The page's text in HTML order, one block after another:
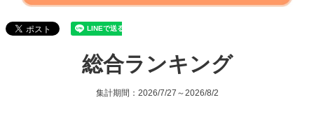
総合ランキング
集計期間：2026/7/27～2026/8/2